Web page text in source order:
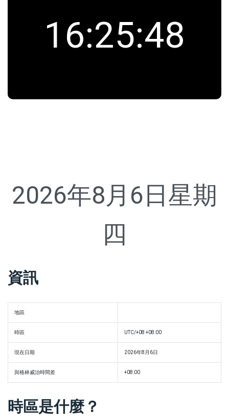
16:25:48
2026年8月6日星期
四
資訊
地區
時區 UTC/+08 +08:00
現在日期 2026年8月6日
與格林威治時間差 +08:00
時區是什麼？